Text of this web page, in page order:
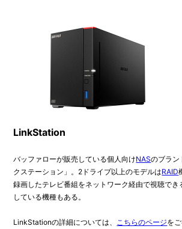
LinkStation
バッファローが販売している個人向けNASのブラン
クステーション」。2ドライブ以上のモデルはRAID
録画したテレビ番組をネットワーク経由で視聴で
している機種もある。
LinkStationの詳細については、 こちらのページを